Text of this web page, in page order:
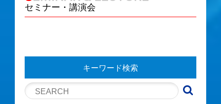
セミナー・講演会
キーワード検索